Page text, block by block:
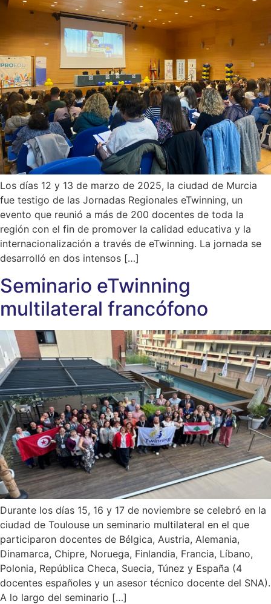
Los días 12 y 13 de marzo de 2025, la ciudad de Murcia
fue testigo de las Jornadas Regionales eTwinning, un
evento que reunió a más de 200 docentes de toda la
región con el fin de promover la calidad educativa y la
internacionalización a través de eTwinning. La jornada se
desarrolló en dos intensos […]
Seminario eTwinning
multilateral francófono
Durante los días 15, 16 y 17 de noviembre se celebró en la
ciudad de Toulouse un seminario multilateral en el que
participaron docentes de Bélgica, Austria, Alemania,
Dinamarca, Chipre, Noruega, Finlandia, Francia, Líbano,
Polonia, República Checa, Suecia, Túnez y España (4
docentes españoles y un asesor técnico docente del SNA).
A lo largo del seminario […]